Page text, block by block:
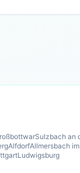
Sulzbach an
AlfdorfAllmersbach
Ludwigsburg